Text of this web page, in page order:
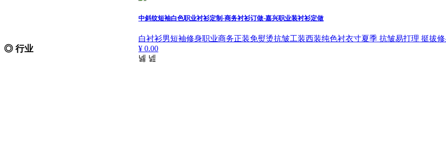
中斜纹短袖白色职业衬衫定制-商务衬衫订做-嘉兴职业装衬衫定做
白衬衫男短袖修身职业商务正装免熨烫抗皱工装西装纯色衬衣寸夏季 抗皱易打理 挺拔
¥ 0.00
넳 넲
◎ 行业